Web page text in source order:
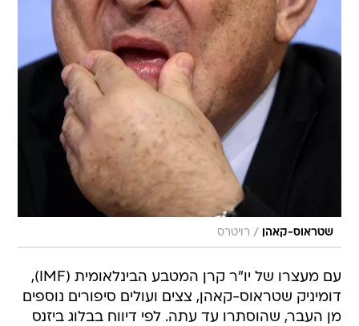
שטראוס-קאהן / רויטרס
עם מעצרו של יו"ר קרן המטבע הבינלאומית (IMF),
דומיניק שטראוס-קאהן, צצים ועולים סיפורים נוספים
מן העבר, שהוסתרו עד עתה. לפי דיווח בבלוג ביזנס